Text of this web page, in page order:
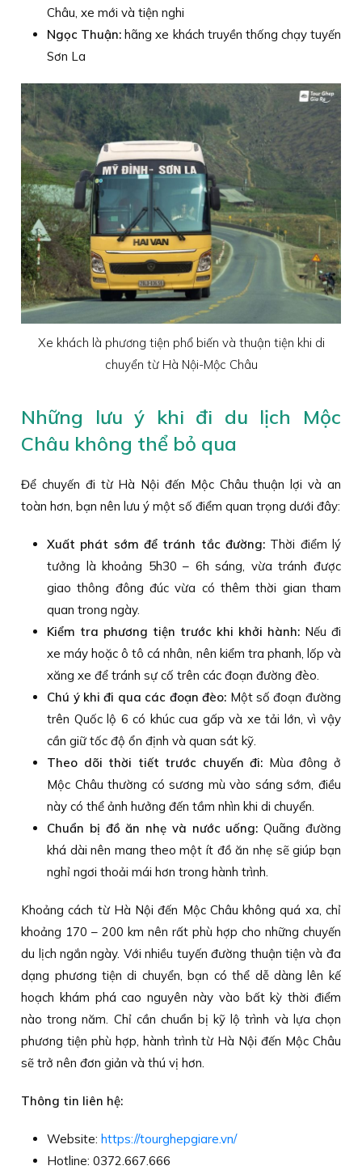
Châu, xe mới và tiện nghi
Ngọc Thuận: hãng xe khách truyền thống chạy tuyến
Sơn La
Xe khách là phương tiện phổ biến và thuận tiện khi di
chuyển từ Hà Nội-Mộc Châu
Những lưu ý khi đi du lịch Mộc
Châu không thể bỏ qua
Để chuyến đi từ Hà Nội đến Mộc Châu thuận lợi và an
toàn hơn, bạn nên lưu ý một số điểm quan trọng dưới đây:
Xuất phát sớm để tránh tắc đường: Thời điểm lý
tưởng là khoảng 5h30 – 6h sáng, vừa tránh được
giao thông đông đúc vừa có thêm thời gian tham
quan trong ngày.
Kiểm tra phương tiện trước khi khởi hành: Nếu đi
xe máy hoặc ô tô cá nhân, nên kiểm tra phanh, lốp và
xăng xe để tránh sự cố trên các đoạn đường đèo.
Chú ý khi đi qua các đoạn đèo: Một số đoạn đường
trên Quốc lộ 6 có khúc cua gấp và xe tải lớn, vì vậy
cần giữ tốc độ ổn định và quan sát kỹ.
Theo dõi thời tiết trước chuyến đi: Mùa đông ở
Mộc Châu thường có sương mù vào sáng sớm, điều
này có thể ảnh hưởng đến tầm nhìn khi di chuyển.
Chuẩn bị đồ ăn nhẹ và nước uống:Quãng đường
khá dài nên mang theo một ít đồ ăn nhẹ sẽ giúp bạn
nghỉ ngơi thoải mái hơn trong hành trình.
Khoảng cách từ Hà Nội đến Mộc Châu không quá xa, chỉ
khoảng 170 – 200 km nên rất phù hợp cho những chuyến
du lịch ngắn ngày. Với nhiều tuyến đường thuận tiện và đa
dạng phương tiện di chuyển, bạn có thể dễ dàng lên kế
hoạch khám phá cao nguyên này vào bất kỳ thời điểm
nào trong năm. Chỉ cần chuẩn bị kỹ lộ trình và lựa chọn
phương tiện phù hợp, hành trình từ Hà Nội đến Mộc Châu
sẽ trở nên đơn giản và thú vị hơn.
Thông tin liên hệ:
Website:https://tourghepgiare.vn/
Hotline: 0372.667.666